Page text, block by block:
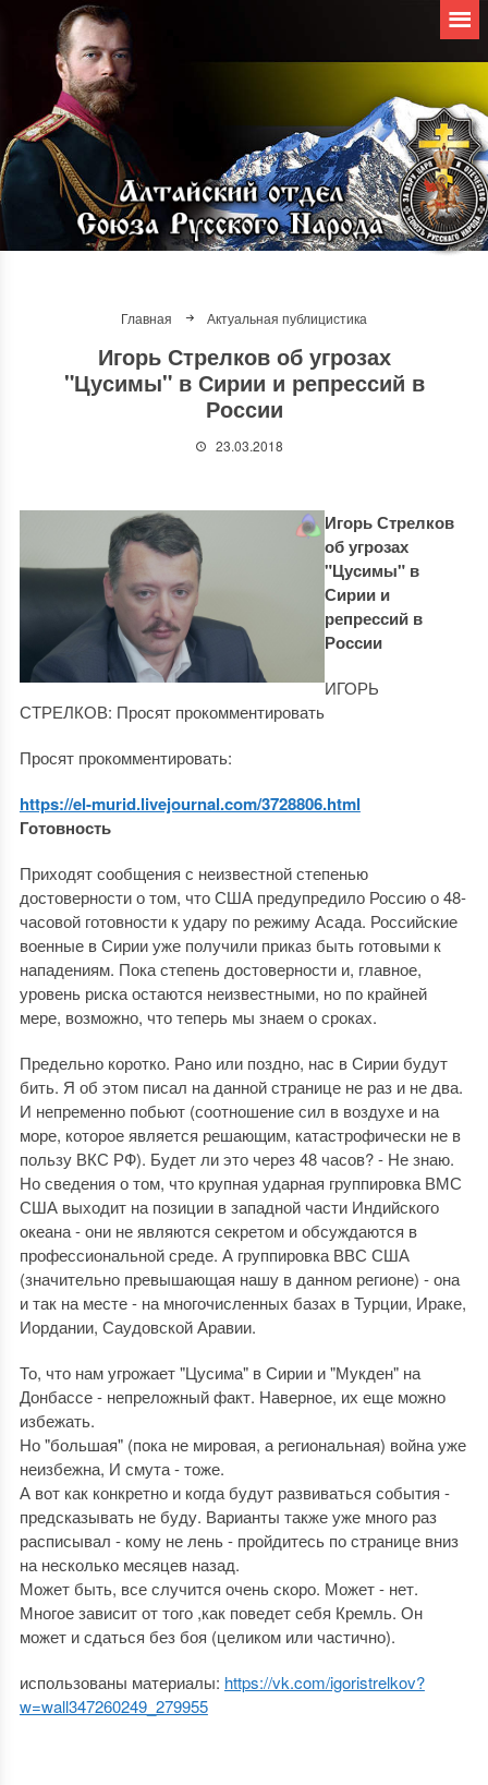
Главная Актуальная публицистика
Игорь Стрелков об угрозах
"Цусимы" в Сирии и репрессий в
России
23.03.2018
Игорь Стрелков
об угрозах
"Цусимы" в
Сирии и
репрессий в
России
ИГОРЬ
СТРЕЛКОВ: Просят прокомментировать
Просят прокомментировать:
https://el-murid.livejournal.com/3728806.html
Готовность
Приходят сообщения с неизвестной степенью
достоверности о том, что США предупредило Россию о 48-
часовой готовности к удару по режиму Асада. Российские
военные в Сирии уже получили приказ быть готовыми к
нападениям. Пока степень достоверности и, главное,
уровень риска остаются неизвестными, но по крайней
мере, возможно, что теперь мы знаем о сроках.
Предельно коротко. Рано или поздно, нас в Сирии будут
бить. Я об этом писал на данной странице не раз и не два.
И непременно побьют (соотношение сил в воздухе и на
море, которое является решающим, катастрофически не в
пользу ВКС РФ). Будет ли это через 48 часов? - Не знаю.
Но сведения о том, что крупная ударная группировка ВМС
США выходит на позиции в западной части Индийского
океана - они не являются секретом и обсуждаются в
профессиональной среде. А группировка ВВС США
(значительно превышающая нашу в данном регионе) - она
и так на месте - на многочисленных базах в Турции, Ираке,
Иордании, Саудовской Аравии.
То, что нам угрожает "Цусима" в Сирии и "Мукден" на
Донбассе - непреложный факт. Наверное, их еще можно
избежать.
Но "большая" (пока не мировая, а региональная) война уже
неизбежна, И смута - тоже.
А вот как конкретно и когда будут развиваться события -
предсказывать не буду. Варианты также уже много раз
расписывал - кому не лень - пройдитесь по странице вниз
на несколько месяцев назад.
Может быть, все случится очень скоро. Может - нет.
Многое зависит от того ,как поведет себя Кремль. Он
может и сдаться без боя (целиком или частично).
использованы материалы: https://vk.com/igoristrelkov?
w=wall347260249_279955